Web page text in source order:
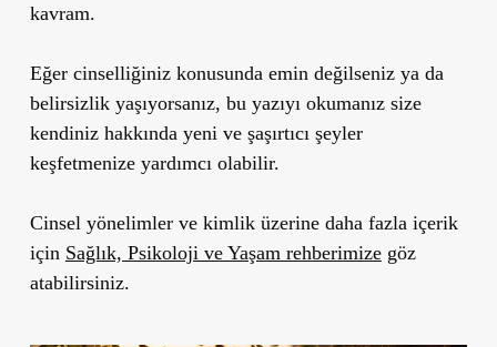
kavram.
Eğer cinselliğiniz konusunda emin değilseniz ya da
belirsizlik yaşıyorsanız, bu yazıyı okumanız size
kendiniz hakkında yeni ve şaşırtıcı şeyler
keşfetmenize yardımcı olabilir.
Cinsel yönelimler ve kimlik üzerine daha fazla içerik
için Sağlık, Psikoloji ve Yaşam rehberimizegöz
atabilirsiniz.